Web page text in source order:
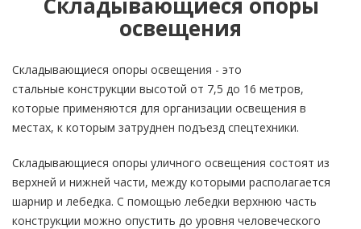
освещения
Складывающиеся опоры освещения - это
стальные конструкции высотой от 7,5 до 16 метров,
которые применяются для организации освещения в
местах, к которым затруднен подъезд спецтехники.
Складывающиеся опоры уличного освещения состоят из
верхней и нижней части, между которыми располагается
шарнир и лебедка. С помощью лебедки верхнюю часть
конструкции можно опустить до уровня человеческого